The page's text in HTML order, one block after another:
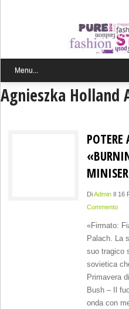
Agnieszka Holland
DiAdminIl 16
Commento
«Firmato:
Palach. La
suo tragico
sovietica
Primavera
Bush – Il
onda con